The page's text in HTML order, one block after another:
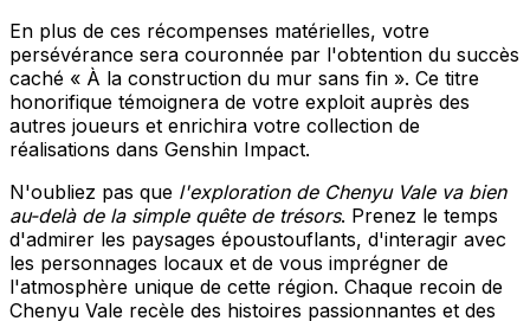
En plus de ces récompenses matérielles, votre
persévérance sera couronnée par l'obtention du succès
caché « À la construction du mur sans fin ». Ce titre
honorifique témoignera de votre exploit auprès des
autres joueurs et enrichira votre collection de
réalisations dans Genshin Impact.
N'oubliez pas que l'exploration de Chenyu Vale va bien
au-delà de la simple quête de trésors. Prenez le temps
d'admirer les paysages époustouflants, d'interagir avec
les personnages locaux et de vous imprégner de
l'atmosphère unique de cette région. Chaque recoin de
Chenyu Vale recèle des histoires passionnantes et des